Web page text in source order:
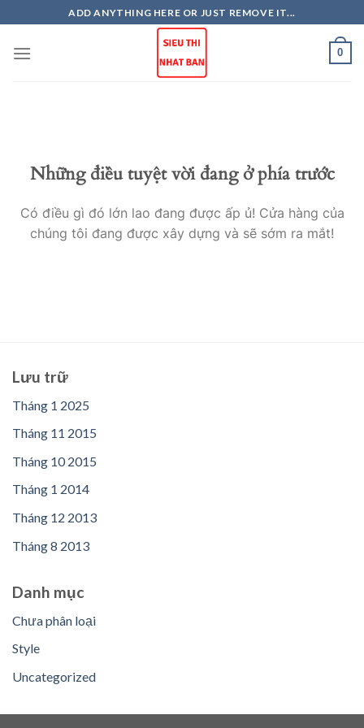
to
content
ADD ANYTHING HERE OR JUST REMOVE IT...
0
Những điều tuyệt vời đang ở phía trước
Có điều gì đó lớn lao đang được ấp ủ! Cửa hàng của
chúng tôi đang được xây dựng và sẽ sớm ra mắt!
Lưu trữ
Tháng 1 2025
Tháng 11 2015
Tháng 10 2015
Tháng 1 2014
Tháng 12 2013
Tháng 8 2013
Danh mục
Chưa phân loại
Style
Uncategorized